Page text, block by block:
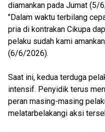
diamankan pada Jumat (5/
"Dalam waktu terbilang
pria di kontrakan Cikupa
pelaku sudah kami
(6/6/2026).
Saat ini, kedua terduga
intensif. Penyidik terus
peran masing-masing
melatarbelakangi aksi